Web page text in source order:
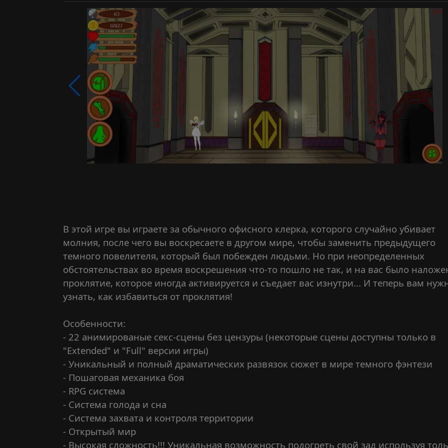
В этой игре вы играете за обычного офисного клерка, которого случайно убивает
молния, после чего вы воскресаете в другом мире, чтобы заменить предыдущего
темного повелителя, который был побежден людьми. Но при неопределенных
обстоятельствах во время воскрешения что-то пошло не так, и на вас было
проклятие, которое иногда активируется и съедает вас изнутри... И теперь вам
узнать, как избавиться от проклятия!
Особенности:
- 22 анимированые секс-сцены без цензуры (некоторые сцены доступны только в
"Extended" и "Full" версии игры)
- Уникальный и полный драматических развязок сюжет в мире темного фэнтези
- Пошаговая механика боя
- RPG система
- Система голода и сна
- Система захвата и контроля территории
- Открытый мир
- Высокая сложность!!! Уникальная возможность подогреть свой зад используя